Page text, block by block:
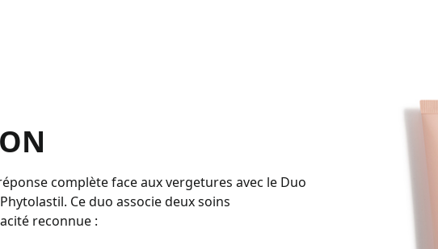
complète face aux vergetures avec le Duo
Ce duo associe deux soins
reconnue :